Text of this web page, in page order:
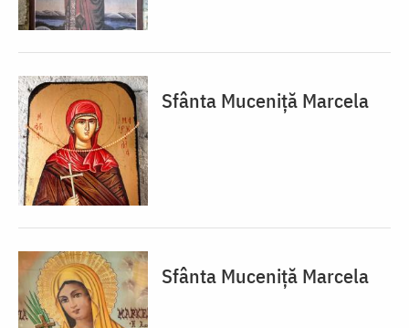
Sfânta Muceniță Marcela
Sfânta Muceniță Marcela